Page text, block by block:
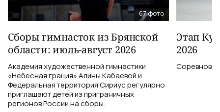
67фото
Сборы гимнасток из Брянской
области: июль-август 2026
Академия художественной гимнастики
«Небесная грация» Алины Кабаевой и
Федеральная территория Сириус регулярно
приглашают детей из приграничных
регионов России на сборы.
Этап
2026